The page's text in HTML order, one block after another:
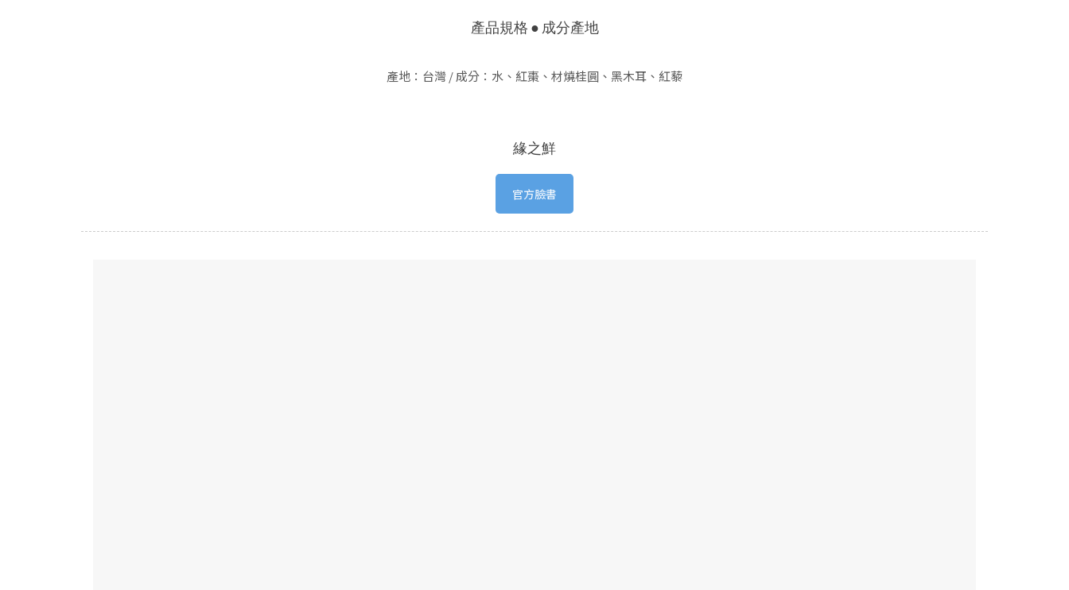
產品規格 ● 成分產地
產地：台灣 / 成分：水、紅棗、材燒桂圓、黑木耳、紅藜
緣之鮮
官方臉書